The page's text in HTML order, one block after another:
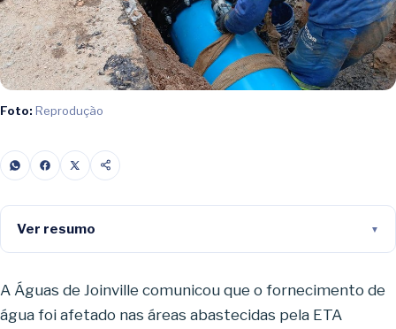
Foto: Reprodução
Ver resumo
A Águas de Joinville comunicou que o fornecimento de
água foi afetado nas áreas abastecidas pela ETA